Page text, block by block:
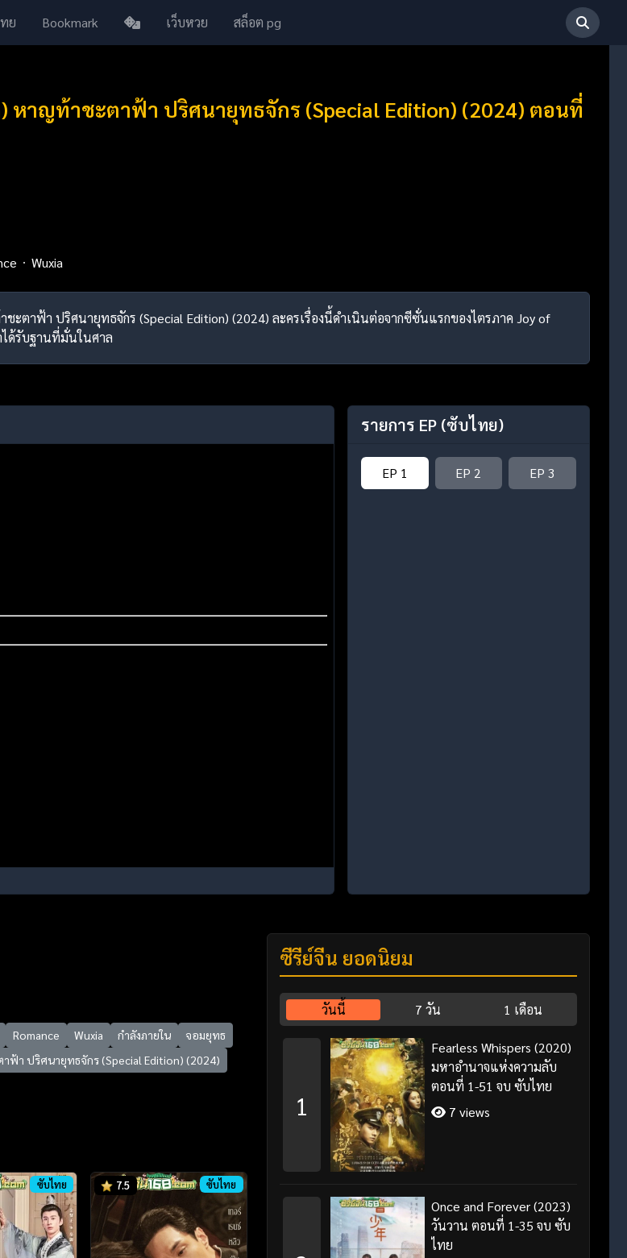
ย Bookmark เว็บหวย สล็อต pg
หาญท้าชะตาฟ้า ปริศนายุทธจักร (Special Edition) (2024) ตอนที่
Wuxia
ชะตาฟ้า ปริศนายุทธจักร (Special Edition) (2024) ละครเรื่องนี้ดำเนินต่อจากซีซั่นแรกของไตรภาค Joy of
ได้รับฐานที่มั่นในศาล
รายการ EP (ซับไทย)
EP 1 EP 2 EP 3
Romance Wuxia กำลังภายใน
จอมยุทธ
ฟ้า ปริศนายุทธจักร (Special Edition) (2024)
ซับไทย 7.5 ซับไทย
ซีรี่ย์จีน ยอดนิยม
วันนี้ 7 วัน 1 เดือน
1
Fearless Whispers (2020)
มหาอำนาจแห่งความลับ
ตอนที่ 1-51 จบ ซับไทย
7 views
Once and Forever (2023)
วันวาน ตอนที่ 1-35 จบ ซับ
ไทย